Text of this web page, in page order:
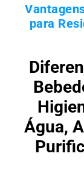
para
Água,